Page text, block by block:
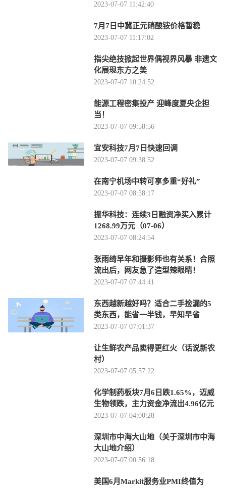
2023-07-07 11:42:40
7月7日中冀正元硝酸铵价格暂稳
2023-07-07 11:17:02
指尖绝技掀起世界偶视界风暴 非遗文
化展现东方之美
2023-07-07 10:24:52
能源工程密集投产 迎峰度夏央企担
当！
2023-07-07 09:58:56
宜安科技7月7日快速回调
2023-07-07 09:38:52
在南宁机场中转可享多重“好礼”
2023-07-07 08:58:17
振华科技：连续3日融资净买入累计
1268.99万元（07-06）
2023-07-07 08:24:54
张雨绮早年和摄影师也有关系！合照
流出后，网友急了造型辣眼睛！
2023-07-07 07:44:41
东西越新越好吗？适合二手捡漏的5
类东西，能省一半钱，早知早省
2023-07-07 07:01:37
让生鲜农产品卖得更红火（话说新农
村）
2023-07-07 05:57:22
化学制药板块7月6日跌1.65%，迈威
生物领跌，主力资金净流出4.96亿元
2023-07-07 04:00:28
深圳市中海大山地（关于深圳市中海
大山地介绍）
2023-07-07 00:56:18
美国6月Markit服务业PMI终值为